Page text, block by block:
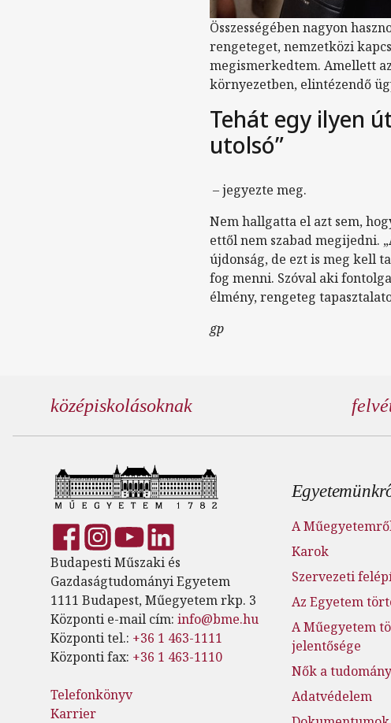
Összességében nagyon
rengeteget, nemzetközi
megismerkedtem. Amellett
környezetben, elintézendő
Tehát egy ilyen
utolsó”
– jegyezte meg.
Nem hallgatta el azt sem,
ettől nem szabad megijedni.
újdonság, de ezt is meg kell
fog menni. Szóval aki
élmény, rengeteg
gp
középiskolásoknak
Budapesti Műszaki és
Gazdaságtudományi Egyetem
1111 Budapest, Műegyetem rkp. 3
Központi e-mail cím: info@bme.hu
Központi tel.: +36 1 463-1111
Központi fax: +36 1 463-1110
Telefonkönyv
Karrier
Lábléc
A
Karok
Szervezeti
Az Egyetem
A Műegyetem
jelentősége
Nők a
Adatvédelem